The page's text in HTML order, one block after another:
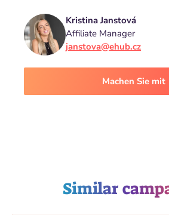
Kristina Janstová
Affiliate Manager
janstova@ehub.cz
Machen Sie mit
Similar